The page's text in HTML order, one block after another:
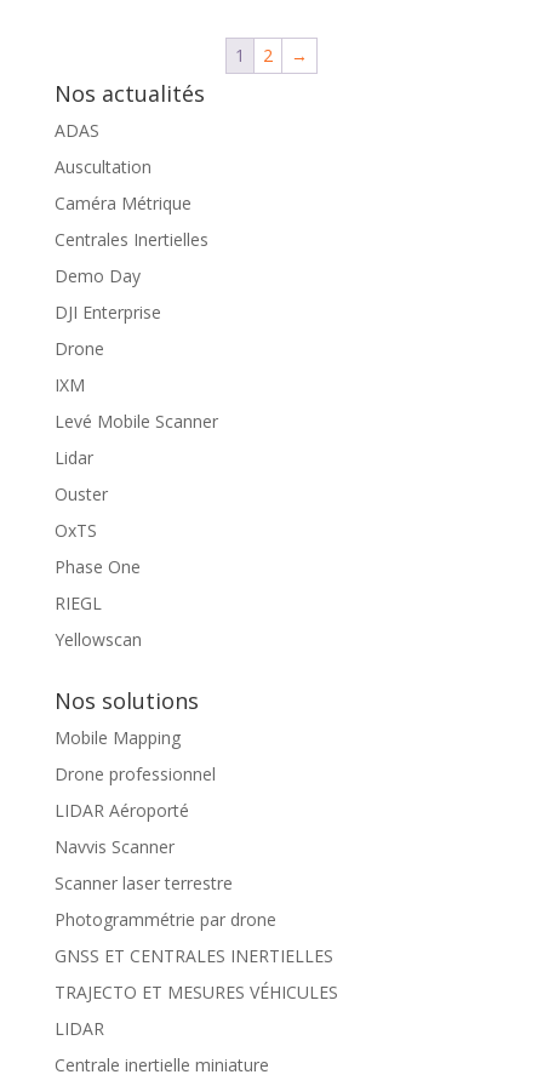
1 2 →
Nos actualités
ADAS
Auscultation
Caméra Métrique
Centrales Inertielles
Demo Day
DJI Enterprise
Drone
IXM
Levé Mobile Scanner
Lidar
Ouster
OxTS
Phase One
RIEGL
Yellowscan
Nos solutions
Mobile Mapping
Drone professionnel
LIDAR Aéroporté
Navvis Scanner
Scanner laser terrestre
Photogrammétrie par drone
GNSS ET CENTRALES INERTIELLES
TRAJECTO ET MESURES VÉHICULES
LIDAR
Centrale inertielle miniature